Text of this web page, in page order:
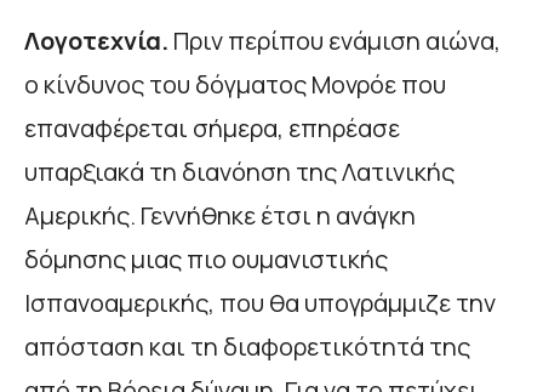
Λογοτεχνία. Πριν περίπου ενάμιση αιώνα,
ο κίνδυνος του δόγματος Μονρόε που
επαναφέρεται σήμερα, επηρέασε
υπαρξιακά τη διανόηση της Λατινικής
Αμερικής. Γεννήθηκε έτσι η ανάγκη
δόμησης μιας πιο ουμανιστικής
Ισπανοαμερικής, που θα υπογράμμιζε την
απόσταση και τη διαφορετικότητά της